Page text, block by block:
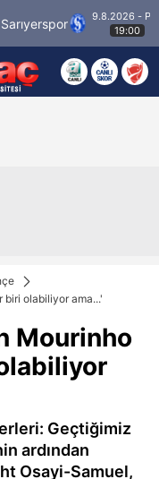
9.8.2026 - Paz
19:00
biri olabiliyor ama...'
Mourinho
Geçtiğimiz
ardından
Osayi-Samuel,